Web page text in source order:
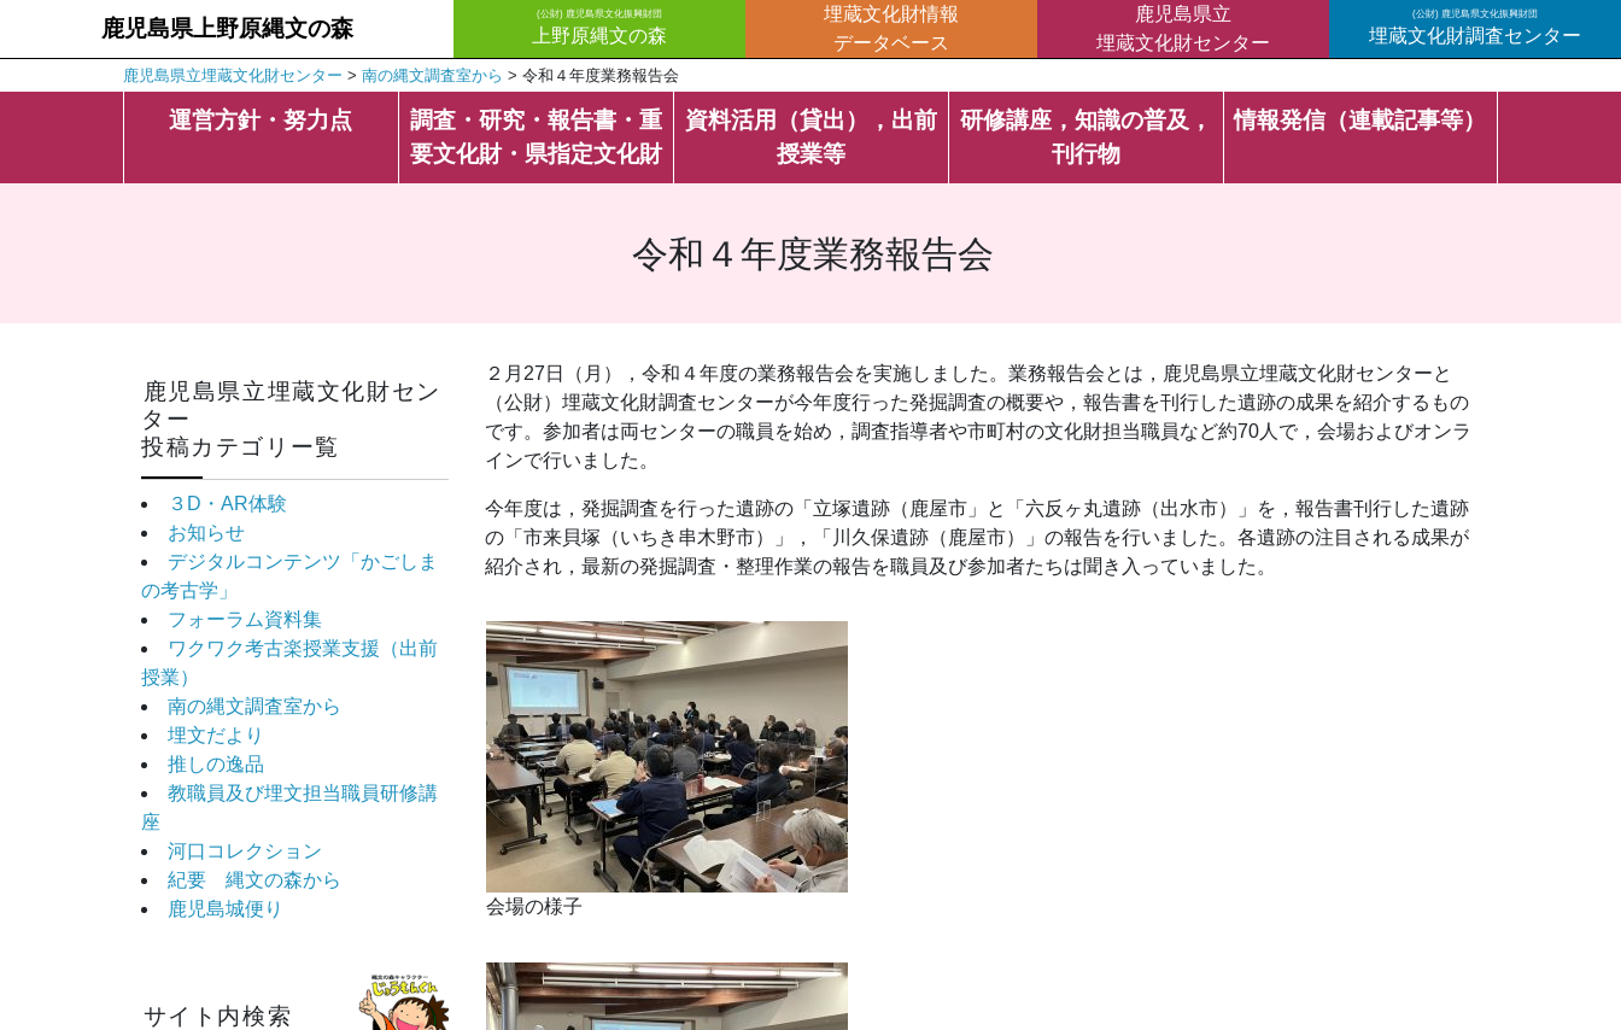
鹿児島県上野原縄文の森
(公財) 鹿児島県文化振興財団
上野原縄文の森
埋蔵文化財情報
データベース
鹿児島県立
埋蔵文化財センター
(公財) 鹿児島県文化振興財団
埋蔵文化財調査センター
鹿児島県立埋蔵文化財センター > 南の縄文調査室から > 令和４年度業務報告会
運営方針・努力点
調査・研究・報告書・重
要文化財・県指定文化財
資料活用（貸出），出前
授業等
研修講座，知識の普及，
刊行物
情報発信（連載記事等）
令和４年度業務報告会
鹿児島県立埋蔵文化財セン
ター
投稿カテゴリー覧
３D・AR体験
お知らせ
デジタルコンテンツ「かごしま
の考古学」
フォーラム資料集
ワクワク考古楽授業支援（出前
授業）
南の縄文調査室から
埋文だより
推しの逸品
教職員及び埋文担当職員研修講
座
河口コレクション
紀要 縄文の森から
鹿児島城便り
サイト内検索
２月27日（月），令和４年度の業務報告会を実施しました。業務報告会とは，鹿児島県立埋蔵文化財センターと
（公財）埋蔵文化財調査センターが今年度行った発掘調査の概要や，報告書を刊行した遺跡の成果を紹介するもの
です。参加者は両センターの職員を始め，調査指導者や市町村の文化財担当職員など約70人で，会場およびオンラ
インで行いました。
今年度は，発掘調査を行った遺跡の「立塚遺跡（鹿屋市」と「六反ヶ丸遺跡（出水市）」を，報告書刊行した遺跡
の「市来貝塚（いちき串木野市）」，「川久保遺跡（鹿屋市）」の報告を行いました。各遺跡の注目される成果が
紹介され，最新の発掘調査・整理作業の報告を職員及び参加者たちは聞き入っていました。
会場の様子